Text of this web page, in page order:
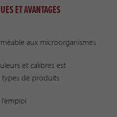
ET AVANTAGES
aux microorganismes
et calibres est
de produits